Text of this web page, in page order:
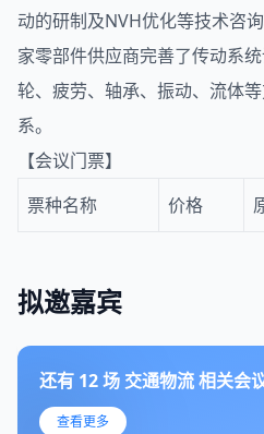
动的研制及NVH优化等技术咨
家零部件供应商完善了传动系
轮、疲劳、轴承、振动、流体
系。
【会议门票】
票种名称
价格
拟邀嘉宾
还有 12场 交通物流相关会
查看更多